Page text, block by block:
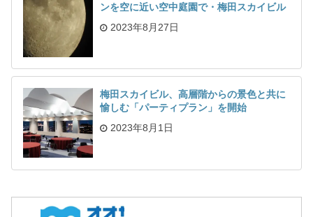
ンを空に近い空中庭園で・梅田スカイビル
2023年8月27日
梅田スカイビル、高層階からの景色と共に
愉しむ「パーティプラン」を開始
2023年8月1日